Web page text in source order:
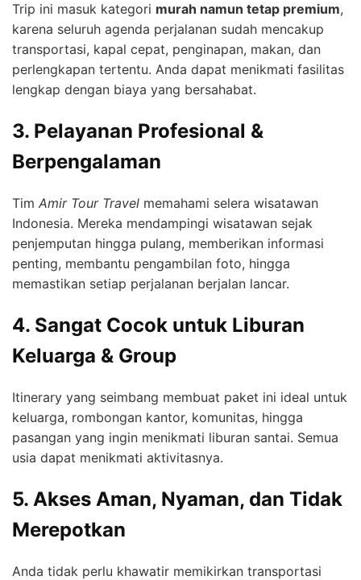
Trip ini masuk kategori murah namun tetap premium,
karena seluruh agenda perjalanan sudah mencakup
transportasi, kapal cepat, penginapan, makan, dan
perlengkapan tertentu. Anda dapat menikmati fasilitas
lengkap dengan biaya yang bersahabat.
3. Pelayanan Profesional &
Berpengalaman
Tim Amir Tour Travel memahami selera wisatawan
Indonesia. Mereka mendampingi wisatawan sejak
penjemputan hingga pulang, memberikan informasi
penting, membantu pengambilan foto, hingga
memastikan setiap perjalanan berjalan lancar.
4. Sangat Cocok untuk Liburan
Keluarga & Group
Itinerary yang seimbang membuat paket ini ideal untuk
keluarga, rombongan kantor, komunitas, hingga
pasangan yang ingin menikmati liburan santai. Semua
usia dapat menikmati aktivitasnya.
5. Akses Aman, Nyaman, dan Tidak
Merepotkan
Anda tidak perlu khawatir memikirkan transportasi